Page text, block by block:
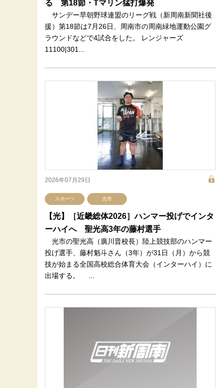
る 第18節・Tマリン猛打爆発
サンデー早朝野球連盟のリーグ戦（新周南新聞社後
援）第18節は7月26日、周南市の周南緑地運動公園グ
ラウンドなどで4試合をした。 レンジャーズ
11100|301...
2026年07月29日
スポーツ 光市
【光】［近畿総体2026］ハンマー投げでインタ
ーハイへ 聖光高3年の藤村選手
光市の聖光高（廣川晋校長）陸上競技部のハンマー
投げ選手、藤村魁斗さん（3年）が31日（月）から競
技が始まる全国高校総合体育大会（インターハイ）に
出場する。 ...